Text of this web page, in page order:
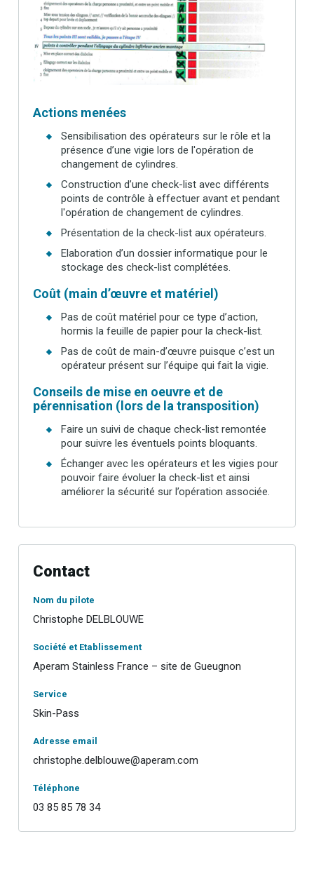
Actions menées
Sensibilisation des opérateurs sur le rôle et la
présence d’une vigie lors de l'opération de
changement de cylindres.
Construction d’une check-list avec différents
points de contrôle à effectuer avant et pendant
l'opération de changement de cylindres.
Présentation de la check-list aux opérateurs.
Elaboration d’un dossier informatique pour le
stockage des check-list complétées.
Coût (main d’œuvre et matériel)
Pas de coût matériel pour ce type d’action,
hormis la feuille de papier pour la check-list.
Pas de coût de main-d’œuvre puisque c’est un
opérateur présent sur l’équipe qui fait la vigie.
Conseils de mise en oeuvre et de
pérennisation (lors de la transposition)
Faire un suivi de chaque check-list remontée
pour suivre les éventuels points bloquants.
Échanger avec les opérateurs et les vigies pour
pouvoir faire évoluer la check-list et ainsi
améliorer la sécurité sur l’opération associée.
Contact
Nom du pilote
Christophe DELBLOUWE
Société et Etablissement
Aperam Stainless France – site de Gueugnon
Service
Skin-Pass
Adresse email
christophe.delblouwe@aperam.com
Téléphone
03 85 85 78 34